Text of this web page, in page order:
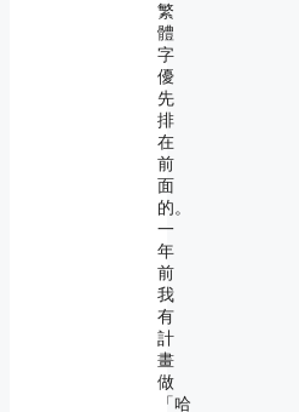
繁
體
字
優
先
排
在
前
面
的。
一
年
前
我
有
計
畫
做
「哈